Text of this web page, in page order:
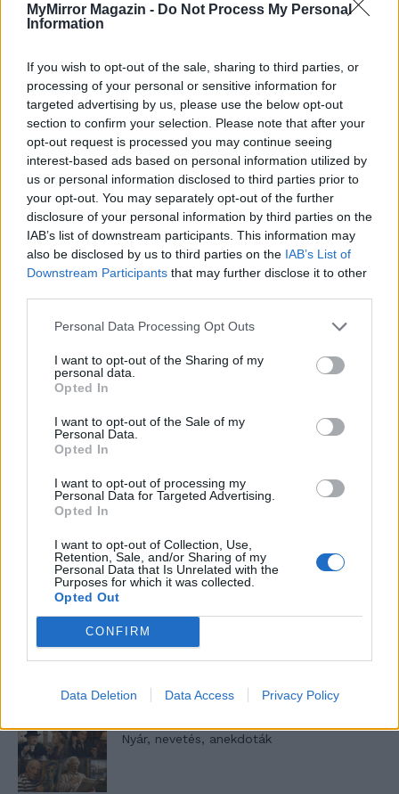
MyMirror Magazin - Do Not Process My Personal
Information
If you wish to opt-out of the sale, sharing to third parties, or
processing of your personal or sensitive information for
targeted advertising by us, please use the below opt-out
section to confirm your selection. Please note that after your
opt-out request is processed you may continue seeing
interest-based ads based on personal information utilized by
us or personal information disclosed to third parties prior to
your opt-out. You may separately opt-out of the further
disclosure of your personal information by third parties on the
IAB’s list of downstream participants. This information may
also be disclosed by us to third parties on the IAB’s List of
Downstream Participants that may further disclose it to other
Personal Data Processing Opt Outs
I want to opt-out of the Sharing of my
personal data.
Opted In
I want to opt-out of the Sale of my
Personal Data.
Opted In
I want to opt-out of processing my
Personal Data for Targeted Advertising.
Opted In
I want to opt-out of Collection, Use,
Retention, Sale, and/or Sharing of my
Personal Data that Is Unrelated with the
Purposes for which it was collected.
Opted Out
CONFIRM
Data Deletion Data Access Privacy Policy
Minka 11. rész
T. szereti a fiatal lányokat 14. rész
nőknek, amikor segítséget kérnek?
gyűjteménye
Elyna Robbs: Adéle és az örökölt árnyak
13. rész
Woody Allen megosztó zsenialitása
Nyár, nevetés, anekdoták